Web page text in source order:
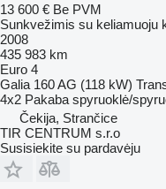
13 600 € Be PVM
Sunkvežimis su keliamuoju
2008
435 983 km
Euro 4
Galia 160 AG (118 kW)
4x2 Pakaba spyruoklė/
Čekija, Strančice
TIR CENTRUM s.r.o
Susisiekite su pardavėju